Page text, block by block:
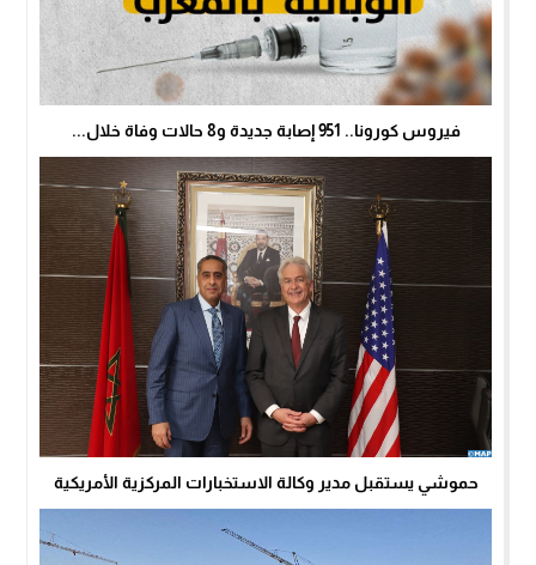
فيروس كورونا.. 951 إصابة جديدة و8 حالات وفاة خلال...
حموشي يستقبل مدير وكالة الاستخبارات المركزية الأمريكية